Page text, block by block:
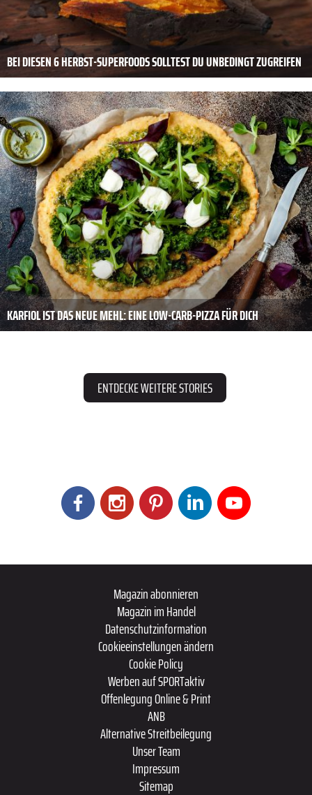
BEI DIESEN 6 HERBST-SUPERFOODS SOLLTEST DU UNBEDINGT ZUGREIFEN
KARFIOL IST DAS NEUE MEHL: EINE LOW-CARB-PIZZA FÜR DICH
ENTDECKE WEITERE STORIES
Magazin abonnieren
Magazin im Handel
Datenschutzinformation
Cookieeinstellungen ändern
Cookie Policy
Werben auf SPORTaktiv
Offenlegung Online & Print
ANB
Alternative Streitbeilegung
Unser Team
Impressum
Sitemap